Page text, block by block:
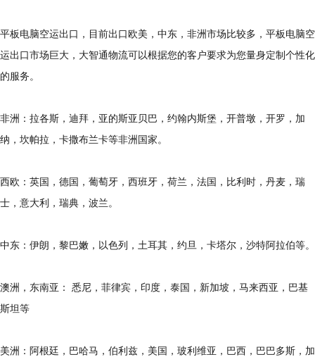
平板电脑空运出口，目前出口欧美，中东，非洲市场比较多，平板电脑空
运出口市场巨大，大智通物流可以根据您的客户要求为您量身定制个性化
的服务。
非洲：拉各斯，迪拜，亚的斯亚贝巴，约翰内斯堡，开普墩，开罗，加
纳，坎帕拉，卡撒布兰卡等非洲国家。
西欧：英国，德国，葡萄牙，西班牙，荷兰，法国，比利时，丹麦，瑞
士，意大利，瑞典，波兰。
中东：伊朗，黎巴嫩，以色列，土耳其，约旦，卡塔尔，沙特阿拉伯等。
澳洲，东南亚： 悉尼，菲律宾，印度，泰国，新加坡，马来西亚，巴基
斯坦等
美洲：阿根廷，巴哈马，伯利兹，美国，玻利维亚，巴西，巴巴多斯，加